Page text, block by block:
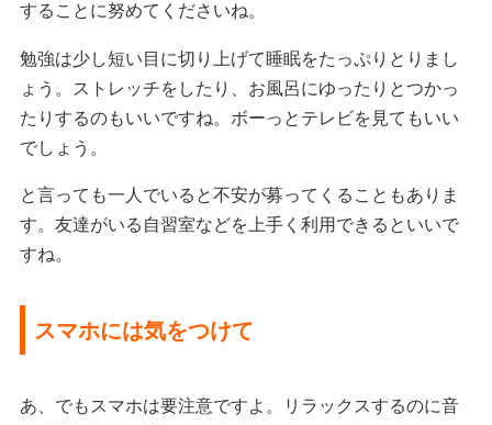
することに努めてくださいね。
勉強は少し短い目に切り上げて睡眠をたっぷりとりまし
ょう。ストレッチをしたり、お風呂にゆったりとつかっ
たりするのもいいですね。ボーっとテレビを見てもいい
でしょう。
と言っても一人でいると不安が募ってくることもありま
す。友達がいる自習室などを上手く利用できるといいで
すね。
スマホには気をつけて
あ、でもスマホは要注意ですよ。リラックスするのに音